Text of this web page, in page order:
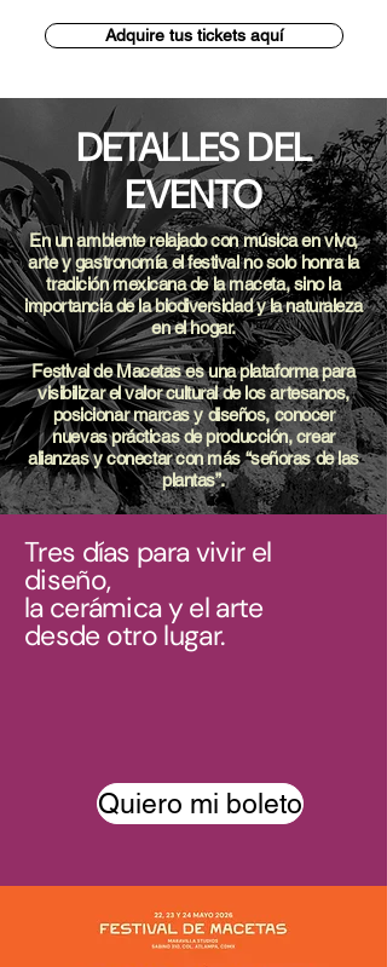
Adquire tus tickets aquí
DETALLES DEL
EVENTO
En un ambiente relajado con música en vivo,
arte y gastronomía el festival no solo honra la
tradición mexicana de la maceta, sino la
importancia de la biodiversidad y la naturaleza
en el hogar.
Festival de Macetas es una plataforma para
visibilizar el valor cultural de los artesanos,
posicionar marcas y diseños, conocer
nuevas prácticas de producción, crear
alianzas y conectar con más “señoras de las
plantas”.
Tres días para vivir el
diseño,
la cerámica y el arte
desde otro lugar.
Quiero mi boleto